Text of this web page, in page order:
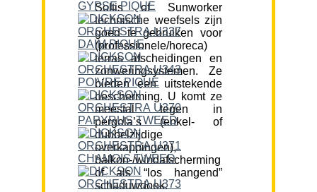
Soltis of Sunworker
technische weefsels zijn
goed te gebruiken voor
(professionele/horeca)
terras afscheidingen en
zonweringsystemen. Ze
bieden een uitstekende
bescherming. U komt ze
meestal tegen in
pergola’s (enkel- of
dubbelzijdige
overkappingen),
balkon-/windafscherming
of als “los hangend”
schaduwdoek.